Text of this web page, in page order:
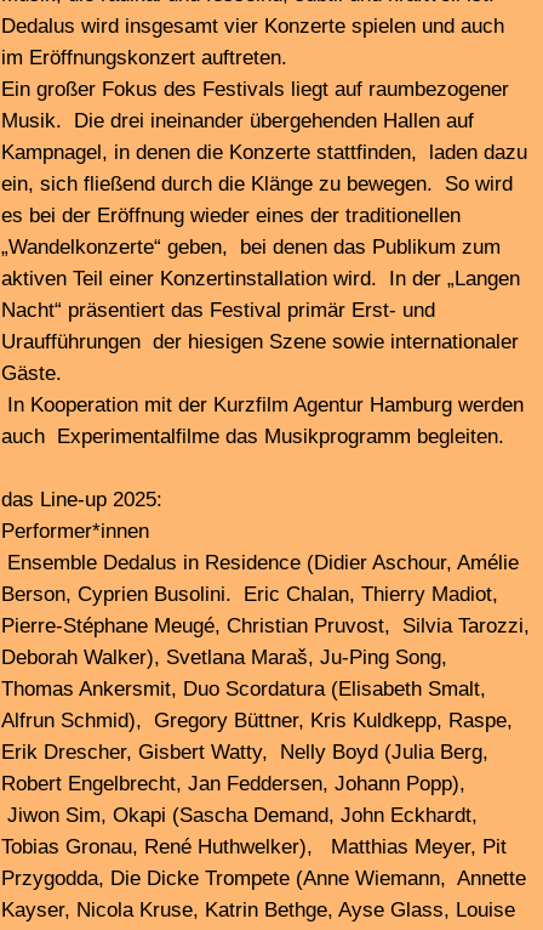
Stauske, Corinna Eikmeier, Ewelina Nowicka, Moxi
Beidenegl, Daria Iossifova, Mizuki Wildenhahn, Tam Thi
Pham, Krischa Weber, Georgia Hoppe)
Musik / Kompositionen / Improvisationen
Pascale Criton, Phill Niblock, Svetlana Maraš, Thomas
Alessandro Bosetti, Jiwon Sim, Molly Joyce, Kris
Kuldkepp, Karen Tanaka, Philipp Krebs, Pit Przygodda
Filme / Visuals / Installationen
Katrin Bethge, Steve Cossman, Karin Fisslthaler, Tina
Frank, Siegried A. Fruhauf, Michael E. Haase, Michael
…………………………………………………………………
…
Danach, ab 0:00, der klingding Nachtloop, mit vielen
Tracks von
Performer:innen – die ganze
Nacht beiFSK 93.0/101.4 mhz | Webstream |DAB+
Interview with Michel Chevalier about the new
LP „Sans Swing“
the Centro Sociale(m/HOWRAH)
Studio guests: Jan Feddersen + Robert Engelbrecht
present the program of
Festival for
experimental music January 15th – 18th, 2025
Kampnagel, Hamburg
its 20th year experimental music beyond strictly
academic contexts. With the clear aim of reaching people
without specific knowledge of contemporary music in
particular, the Hamburg festival has been accepted by a
steadily growing heterogeneous audience of all ages.
After klub katarakt had to pause for a year due to
presenting an unusual and avant-garde program again in